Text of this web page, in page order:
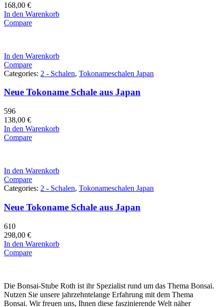
168,00 €
In den Warenkorb
Compare
In den Warenkorb
Compare
Categories: 2 - Schalen, Tokonameschalen Japan
Neue Tokoname Schale aus Japan
596
138,00 €
In den Warenkorb
Compare
In den Warenkorb
Compare
Categories: 2 - Schalen, Tokonameschalen Japan
Neue Tokoname Schale aus Japan
610
298,00 €
In den Warenkorb
Compare
Die Bonsai-Stube Roth ist ihr Spezialist rund um das Thema Bonsai.
Nutzen Sie unsere jahrzehntelange Erfahrung mit dem Thema
Bonsai. Wir freuen uns, Ihnen diese faszinierende Welt näher